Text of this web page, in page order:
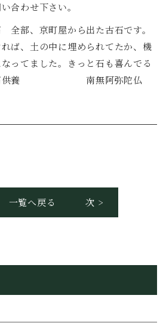
合わせ下さい。
部、京町屋から出た古石です。
ば、土の中に埋められてたか、機
ってました。きっと石も喜んでる
供養 南無阿弥陀仏
一覧へ戻る 次 >